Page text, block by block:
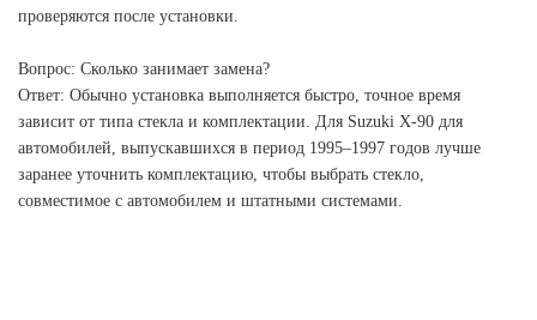
проверяются после установки.
Вопрос: Сколько занимает замена?
Ответ: Обычно установка выполняется быстро, точное время
зависит от типа стекла и комплектации. Для Suzuki X-90 для
автомобилей, выпускавшихся в период 1995–1997 годов лучше
заранее уточнить комплектацию, чтобы выбрать стекло,
совместимое с автомобилем и штатными системами.